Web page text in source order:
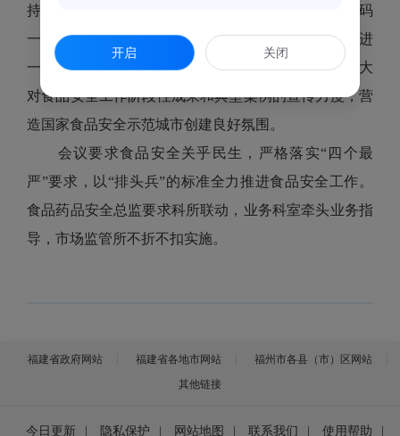
持续推动“食安+智慧+信用”体系建设，抓好“一品一码
一芯”试点工作，助力食品安全工作提档升级。四要进
一步加强宣传引导，以人民群众喜闻乐见的形式，加大
对食品安全工作阶段性成果和典型案例的宣传力度，营
造国家食品安全示范城市创建良好氛围。
会议要求食品安全关乎民生，严格落实“四个最
严”要求，以“排头兵”的标准全力推进食品安全工作。
食品药品安全总监要求科所联动，业务科室牵头业务指
导，市场监管所不折不扣实施。
福建省政府网站 福建省各地市网站
福州市各县（市）区网站
其他链接
今日更新 隐私保护 网站地图 联系我们 使用帮助
开启 关闭